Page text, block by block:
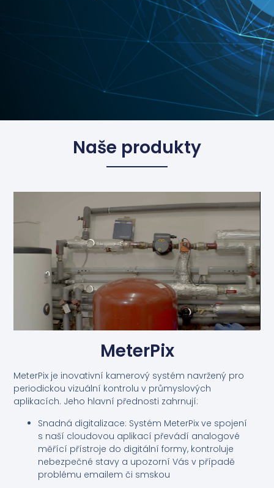
Naše produkty
MeterPix
MeterPix je inovativní kamerový systém navržený pro
periodickou vizuální kontrolu v průmyslových
aplikacích. Jeho hlavní přednosti zahrnují:
Snadná digitalizace: Systém MeterPix ve spojení
s naší cloudovou aplikací převádí analogové
měřící přístroje do digitální formy, kontroluje
nebezpečné stavy a upozorní Vás v případě
problému emailem či smskou